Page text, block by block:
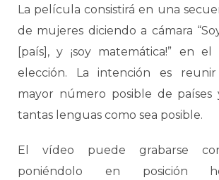
La película consistirá en una
de mujeres diciendo a cámara
[país], y ¡soy matemática!” en
elección. La intención es
mayor número posible de
tantas lenguas como sea posible.
El vídeo puede grabarse
poniéndolo en posición